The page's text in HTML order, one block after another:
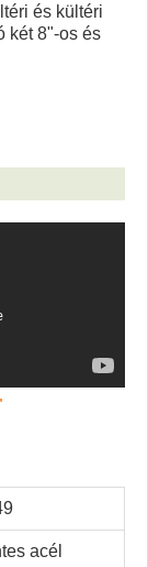
és kültéri
két 8"-os és
acél